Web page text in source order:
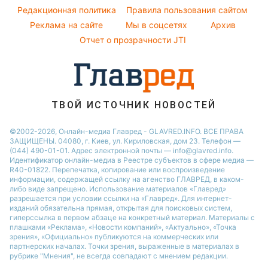
Новости Полтавы
Настя Каменских
Виталий Козловский
София Ротару
Ольга Сумская
Напитки
Народные приметы
Все о шоу-бизнесе
Редакционная политика
Правила пользования сайтом
Реклама на сайте
Мы в соцсетях
Архив
Отчет о прозрачности JTI
ТВОЙ ИСТОЧНИК НОВОСТЕЙ
©2002-2026, Онлайн-медиа Главред - GLAVRED.INFO. ВСЕ ПРАВА
ЗАЩИЩЕНЫ. 04080, г. Киев, ул. Кириловская, дом 23. Телефон —
(044) 490-01-01. Адрес электронной почты — info@glavred.info.
Идентификатор онлайн-медиа в Реестре cубъектов в сфере медиа —
R40-01822. Перепечатка, копирование или воспроизведение
информации, содержащей ссылку на агенство ГЛАВРЕД, в каком-
либо виде запрещено. Использование материалов «Главред»
разрешается при условии ссылки на «Главред». Для интернет-
изданий обязательна прямая, открытая для поисковых систем,
гиперссылка в первом абзаце на конкретный материал. Материалы с
плашками «Реклама», «Новости компаний», «Актуально», «Точка
зрения», «Официально» публикуются на коммерческих или
партнерских началах. Точки зрения, выраженные в материалах в
рубрике "Мнения", не всегда совпадают с мнением редакции.